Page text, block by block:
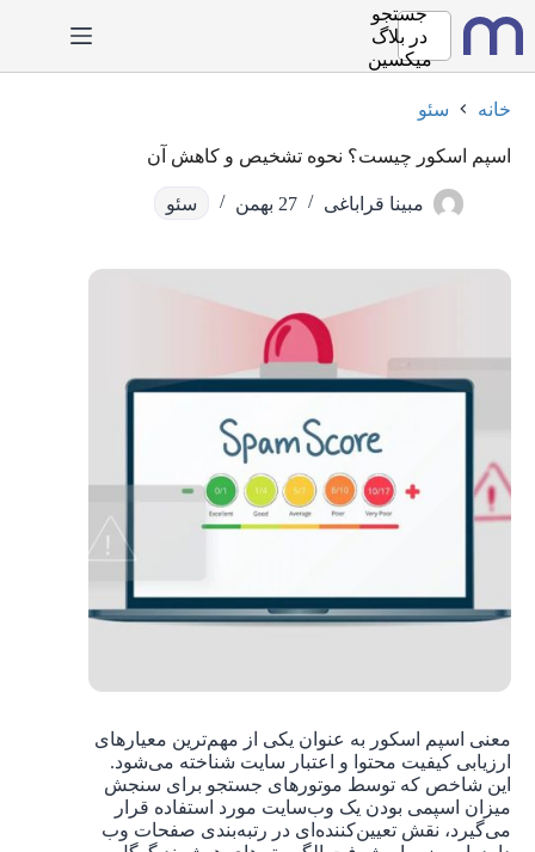
به
محتوا
جستجو
در بلاگ
میکسین
خانه سئو
اسپم اسکور چیست؟ نحوه تشخیص و کاهش آن
مبینا قراباغی 27 بهمن سئو
معنی اسپم اسکور به عنوان یکی از مهم‌ترین معیارهای
ارزیابی کیفیت محتوا و اعتبار سایت شناخته می‌شود.
این شاخص که توسط موتورهای جستجو برای سنجش
میزان اسپمی بودن یک وب‌سایت مورد استفاده قرار
می‌گیرد، نقش تعیین‌کننده‌ای در رتبه‌بندی صفحات وب